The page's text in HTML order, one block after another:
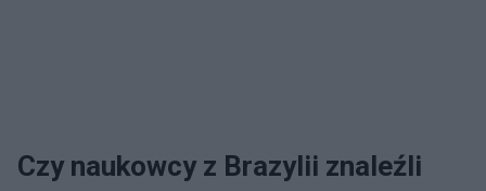
Czy naukowcy z Brazylii znaleźli